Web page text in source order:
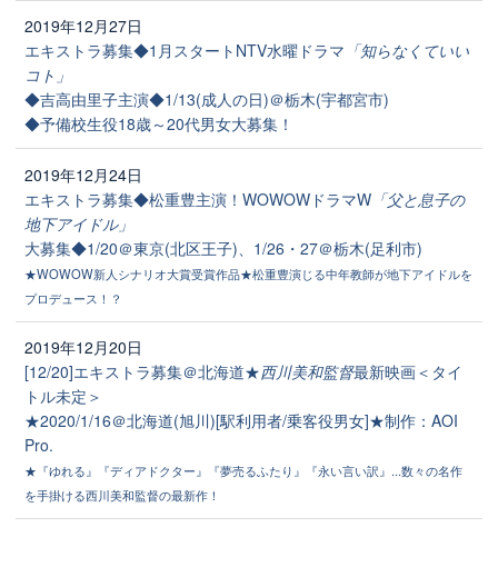
2019年12月27日
エキストラ募集◆1月スタートNTV水曜ドラマ 「知らなくていい
コト」
◆吉高由里子主演◆1/13(成人の日)＠栃木(宇都宮市)
◆予備校生役18歳～20代男女大募集！
2019年12月24日
エキストラ募集◆松重豊主演！WOWOWドラマW 「父と息子の
地下アイドル」
大募集◆1/20＠東京(北区王子)、1/26・27＠栃木(足利市)
★WOWOW新人シナリオ大賞受賞作品★松重豊演じる中年教師が地下アイドルを
プロデュース！？
2019年12月20日
[12/20]エキストラ募集＠北海道★西川美和監督最新映画＜タイ
トル未定＞
★2020/1/16＠北海道(旭川)[駅利用者/乗客役男女]★制作：AOI
Pro.
★『ゆれる』『ディアドクター』『夢売るふたり』『永い言い訳』...数々の名作
を手掛ける西川美和監督の最新作！